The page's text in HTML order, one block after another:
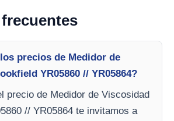
precios de Medidor de
YR05860 // YR05864?
precio de Medidor de Viscosidad
// YR05864 te invitamos a